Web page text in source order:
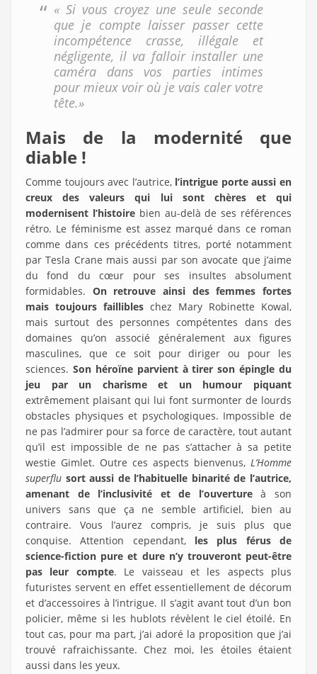
« Si vous croyez une seule seconde
que je compte laisser passer cette
incompétence crasse, illégale et
négligente, il va falloir installer une
caméra dans vos parties intimes
pour mieux voir où je vais caler votre
tête.»
Mais de la modernité que
diable !
Comme toujours avec l’autrice, l’intrigue porte aussi en
creux des valeurs qui lui sont chères et qui
modernisent l’histoirebien au-delà de ses références
rétro. Le féminisme est assez marqué dans ce roman
comme dans ces précédents titres, porté notamment
par Tesla Crane mais aussi par son avocate que j’aime
du fond du cœur pour ses insultes absolument
formidables. On retrouve ainsi des femmes fortes
mais toujours faillibles chez Mary Robinette Kowal,
mais surtout des personnes compétentes dans des
domaines qu’on associé généralement aux figures
masculines, que ce soit pour diriger ou pour les
sciences. Son héroïne parvient à tirer son épingle du
jeu par un charisme et un humour piquant
extrêmement plaisant qui lui font surmonter de lourds
obstacles physiques et psychologiques. Impossible de
ne pas l’admirer pour sa force de caractère, tout autant
qu’il est impossible de ne pas s’attacher à sa petite
westie Gimlet. Outre ces aspects bienvenus, L’Homme
superflu sort aussi de l’habituelle binarité de l’autrice,
amenant de l’inclusivité et de l’ouvertureà son
univers sans que ça ne semble artificiel, bien au
contraire. Vous l’aurez compris, je suis plus que
conquise. Attention cependant,
les plus férus de
science-fiction pure et dure n’y trouveront peut-être
pas leur compte. Le vaisseau et les aspects plus
futuristes servent en effet essentiellement de décorum
et d’accessoires à l’intrigue. Il s’agit avant tout d’un bon
policier, même si les hublots révèlent le ciel étoilé. En
tout cas, pour ma part, j’ai adoré la proposition que j’ai
trouvé rafraichissante. Chez moi, les étoiles étaient
aussi dans les yeux.